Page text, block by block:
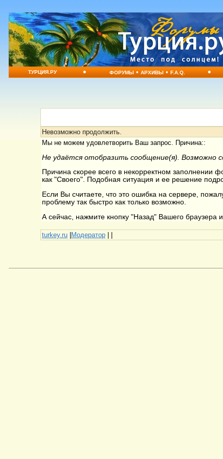
ТУРЦИЯ.РУ • ФОРУМЫ•АРХИВЫ•F.A.Q. •
Невозможно продолжить.
Мы не можем удовлетворить Ваш запрос. Причина::
Не удаётся отобразить сообщение(я). Возможно
Причина скорее всего в некорректном заполнении
как "Своего". Подобная ситуация и ее решение
Если Вы считаете, что это ошибка на сервере,
проблему так быстро как только возможно.
А сейчас, нажмите кнопку "Назад" Вашего браузера
turkey.ru |Модератор | |